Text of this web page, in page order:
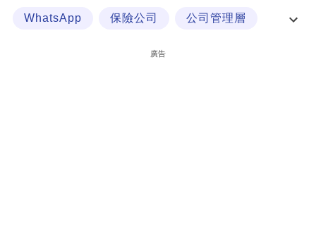
WhatsApp 保險公司 公司管理層
廣告